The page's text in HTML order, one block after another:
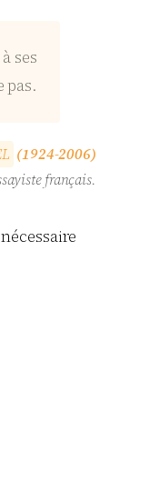
ses
pas.
L (1924-2006)
français.